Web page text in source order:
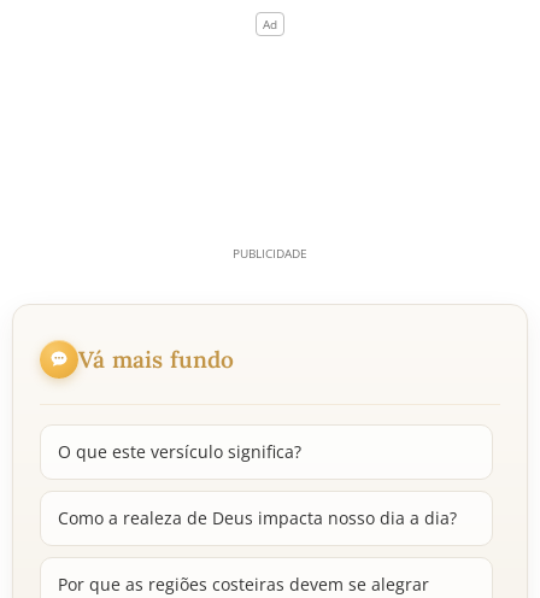
Vá mais fundo
O que este versículo significa?
Como a realeza de Deus impacta nosso dia a dia?
Por que as regiões costeiras devem se alegrar